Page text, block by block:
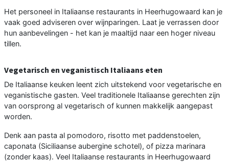
Het personeel in Italiaanse restaurants in Heerhugowaard kan je
vaak goed adviseren over wijnparingen. Laat je verrassen door
hun aanbevelingen - het kan je maaltijd naar een hoger niveau
tillen.
Vegetarisch en veganistisch Italiaans eten
De Italiaanse keuken leent zich uitstekend voor vegetarische en
veganistische gasten. Veel traditionele Italiaanse gerechten zijn
van oorsprong al vegetarisch of kunnen makkelijk aangepast
worden.
Denk aan pasta al pomodoro, risotto met paddenstoelen,
caponata (Siciliaanse aubergine schotel), of pizza marinara
(zonder kaas). Veel Italiaanse restaurants in Heerhugowaard